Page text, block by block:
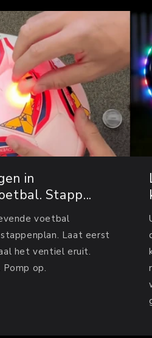
in
Stapp...
voetbal
Laat eerst
het ventiel eruit.
op.